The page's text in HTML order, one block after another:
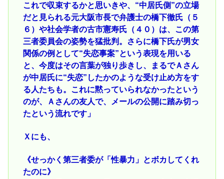
これで収束するかと思いきや、“中居氏側”の立場
だと見られる元大阪市長で弁護士の橋下徹氏（５
６）や社会学者の古市憲寿氏（４０）は、この第
三者委員会の姿勢を猛批判。さらに橋下氏が男女
関係の例として“失恋事案”という表現を用いる
と、今度はその言葉が独り歩きし、まるでＡさん
が中居氏に“失恋”したかのような受け止め方をす
る人たちも。これに黙っていられなかったという
のが、Ａさんの友人で、メールの公開に踏み切っ
たという流れです」
Ｘにも、
《せっかく第三者委が「性暴力」とボカしてくれ
たのに》